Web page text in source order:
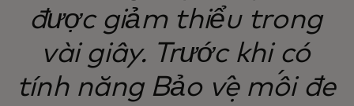
được giảm thiểu trong
vài giây. Trước khi có
tính năng Bảo vệ mối đe